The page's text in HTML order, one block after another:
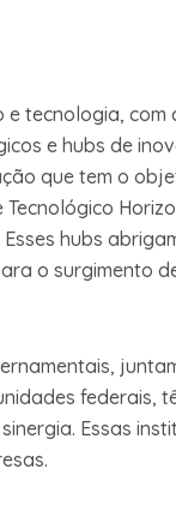
tecnologia, com
e hubs de
que tem o
hubs
o surgimento
federais,
Essas